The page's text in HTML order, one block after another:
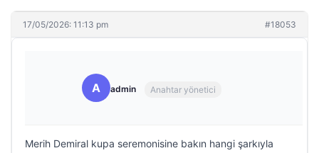
17/05/2026: 11:13 pm #18053
A admin Anahtar yönetici
Merih Demiral kupa seremonisine bakın hangi şarkıyla